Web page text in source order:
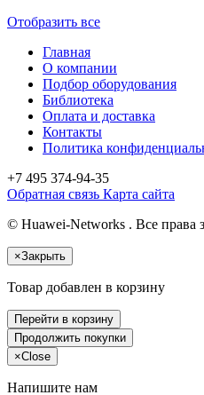
Отобразить все
Главная
О компании
Подбор оборудования
Библиотека
Оплата и доставка
Контакты
Политика
+7 495 374-94-35
Обратная связь Карта сайта
© Huawei-Networks . Все права
×Закрыть
Товар добавлен в корзину
Перейти в корзину
Продолжить покупки
×Close
Напишите нам